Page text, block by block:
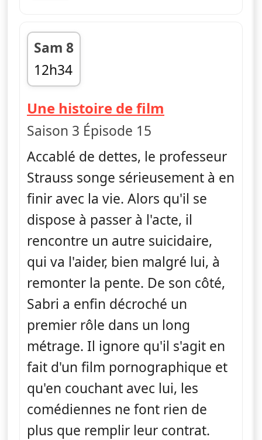
Sam 8
12h34
fin 13h03
Une histoire de film
Saison 3 Épisode 15
Accablé de dettes, le professeur
Strauss songe sérieusement à en
finir avec la vie. Alors qu'il se
dispose à passer à l'acte, il
rencontre un autre suicidaire,
qui va l'aider, bien malgré lui, à
remonter la pente. De son côté,
Sabri a enfin décroché un
premier rôle dans un long
métrage. Il ignore qu'il s'agit en
fait d'un film pornographique et
qu'en couchant avec lui, les
comédiennes ne font rien de
plus que remplir leur contrat.